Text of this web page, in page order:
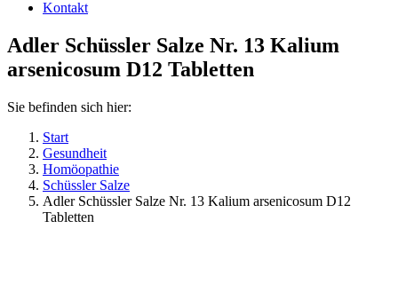
Kontakt
Adler Schüssler Salze Nr. 13 Kalium
arsenicosum D12 Tabletten
Sie befinden sich hier:
Start
Gesundheit
Homöopathie
Schüssler Salze
Adler Schüssler Salze Nr. 13 Kalium arsenicosum D12
Tabletten